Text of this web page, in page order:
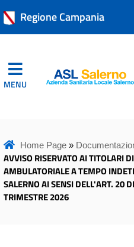
Regione Campania
MENU
Home Page»
AVVISO RISERVATO AI TITOLARI
AMBULATORIALE A TEMPO
SALERNO AI SENSI DELL'ART. 20
TRIMESTRE 2026